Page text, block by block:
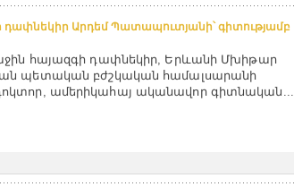
դափնեկիր Արդեմ Պատապուտյանի՝ գիտությամբ
հայազգի դափնեկիր, Երևանի Մխիթար
պետական բժշկական համալսարանի
ամերիկահայ ականավոր գիտնական...